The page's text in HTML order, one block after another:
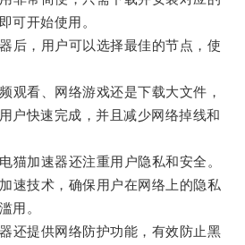
可开始使用。
，用户可以选择最佳的节点，使
看、网络游戏还是下载大文件，
户快速完成，并且减少网络掉线和
加速器还注重用户隐私和安全。
技术，确保用户在网络上的隐私
用。
提供网络防护功能，有效防止黑